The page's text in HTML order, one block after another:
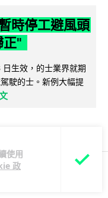
使用
政
時停工避風頭
正"
生效，的士業界就期
駛的士。新例大幅提